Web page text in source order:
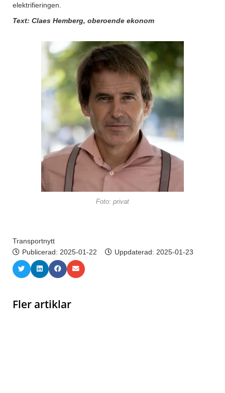
elektrifieringen.
Text: Claes Hemberg, oberoende ekonom
Foto: privat
Transportnytt
Publicerad: 2025-01-22 Uppdaterad: 2025-01-23
Fler artiklar